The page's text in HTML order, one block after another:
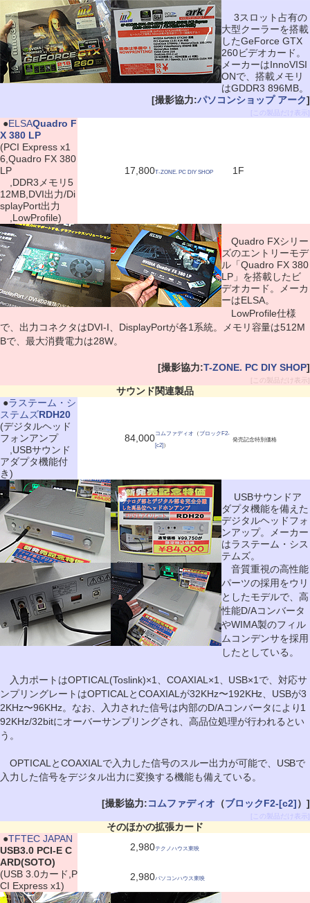
3スロット占有の
大型クーラーを搭載
したGeForce GTX
260ビデオカード。
メーカーはInnoVISI
ONで、搭載メモリ
はGDDR3 896MB。
[撮影協力:パソコンショップ アーク]
[この製品だけ表示]
●ELSAQuadro F
X 380 LP
(PCI Express x1
6,Quadro FX 380
LP
,DDR3メモリ5
12MB,DVI出力/Di
splayPort出力
,LowProfile)
17,800T-ZONE. PC DIY SHOP 1F
Quadro FXシリー
ズのエントリーモデ
ル「Quadro FX 380
LP」を搭載したビ
デオカード。メーカ
ーはELSA。
LowProfile仕様
で、出力コネクタはDVI-I、DisplayPortが各1系統。メモリ容量は512M
Bで、最大消費電力は28W。
[撮影協力:T-ZONE. PC DIY SHOP]
[この製品だけ表示]
サウンド関連製品
●ラステーム・シ
ステムズRDH20
(デジタルヘッド
フォンアンプ
,USBサウンド
アダプタ機能付
き)
84,000コムファディオ （ブロックF2-
[c2] ）
発売記念特別価格
USBサウンドア
ダプタ機能を備えた
デジタルヘッドフォ
ンアップ。メーカー
はラステーム・シス
テムズ。
音質重視の高性能
パーツの採用をウリ
としたモデルで、高
性能D/Aコンバータ
やWIMA製のフィル
ムコンデンサを採用
したとしている。
入力ポートはOPTICAL(Toslink)×1、COAXIAL×1、USB×1で、対応サ
ンプリングレートはOPTICALとCOAXIALが32KHz〜192KHz、USBが3
2KHz〜96KHz。なお、入力された信号は内部のD/Aコンバータにより1
92KHz/32bitにオーバーサンプリングされ、高品位処理が行われるとい
う。
OPTICALとCOAXIALで入力した信号のスルー出力が可能で、USBで
入力した信号をデジタル出力に変換する機能も備えている。
[撮影協力:コムファディオ （ブロックF2-[c2]）]
[この製品だけ表示]
そのほかの拡張カード
●TFTEC JAPAN
USB3.0 PCI-E C
ARD(SOTO)
(USB 3.0カード,P
CI Express x1)
2,980テクノハウス東映
2,980パソコンハウス東映